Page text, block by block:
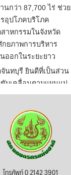
กว่า 87,700 ไร่ ช่วย
อุปโภคบริโภค
าหกรรมในจังหวัด
ยภาพการบริหาร
ออกในระยะยาว
จันทบุรี ยินดีที่เป็นส่วน
บเคลื่อนตามแผนแม่
ได้ในขณะนี้
ห่งชาติ
โทรศัพท์ 0 2142 3901